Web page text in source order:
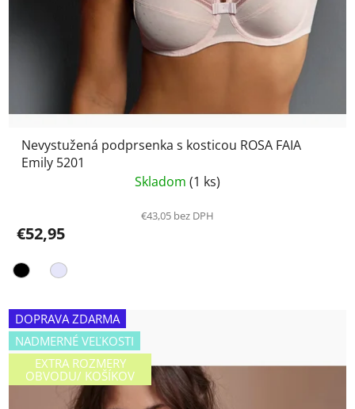
Nevystužená podprsenka s kosticou ROSA FAIA
Emily 5201
Skladom (1 ks)
€43,05 bez DPH
€52,95
DOPRAVA ZDARMA
NADMERNÉ VEĽKOSTI
EXTRA ROZMERY
OBVODU/ KOŠÍKOV